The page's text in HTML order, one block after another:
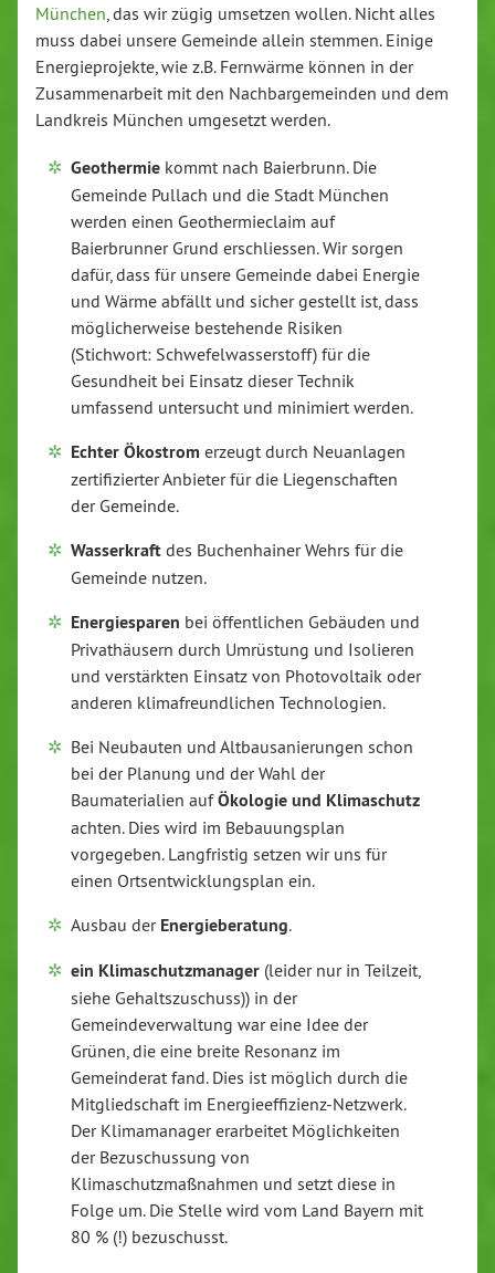
München, das wir zügig umsetzen wollen. Nicht alles
muss dabei unsere Gemeinde allein stemmen. Einige
Energieprojekte, wie z.B. Fernwärme können in der
Zusammenarbeit mit den Nachbargemeinden und dem
Landkreis München umgesetzt werden.
Geothermie kommt nach Baierbrunn. Die
Gemeinde Pullach und die Stadt München
werden einen Geothermieclaim auf
Baierbrunner Grund erschliessen. Wir sorgen
dafür, dass für unsere Gemeinde dabei Energie
und Wärme abfällt und sicher gestellt ist, dass
möglicherweise bestehende Risiken
(Stichwort: Schwefelwasserstoff) für die
Gesundheit bei Einsatz dieser Technik
umfassend untersucht und minimiert werden.
Echter Ökostrom erzeugt durch Neuanlagen
zertifizierter Anbieter für die Liegenschaften
der Gemeinde.
Wasserkraft des Buchenhainer Wehrs für die
Gemeinde nutzen.
Energiesparen bei öffentlichen Gebäuden und
Privathäusern durch Umrüstung und Isolieren
und verstärkten Einsatz von Photovoltaik oder
anderen klimafreundlichen Technologien.
Bei Neubauten und Altbausanierungen schon
bei der Planung und der Wahl der
Baumaterialien aufÖkologie und Klimaschutz
achten. Dies wird im Bebauungsplan
vorgegeben. Langfristig setzen wir uns für
einen Ortsentwicklungsplan ein.
Ausbau der Energieberatung.
ein Klimaschutzmanager (leider nur in Teilzeit,
siehe Gehaltszuschuss)) in der
Gemeindeverwaltung war eine Idee der
Grünen, die eine breite Resonanz im
Gemeinderat fand. Dies ist möglich durch die
Mitgliedschaft im Energieeffizienz-Netzwerk.
Der Klimamanager erarbeitet Möglichkeiten
der Bezuschussung von
Klimaschutzmaßnahmen und setzt diese in
Folge um. Die Stelle wird vom Land Bayern mit
80 % (!) bezuschusst.